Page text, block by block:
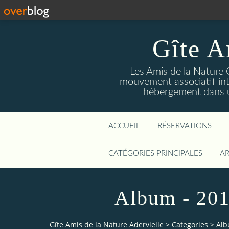
Gîte
Les Amis de la
mouvement associatif
hébergement dans
ACCUEIL RÉSERVATIONS
CATÉGORIES PRINCIPALES
Album -
Gîte Amis de la Nature Adervielle > Categories >